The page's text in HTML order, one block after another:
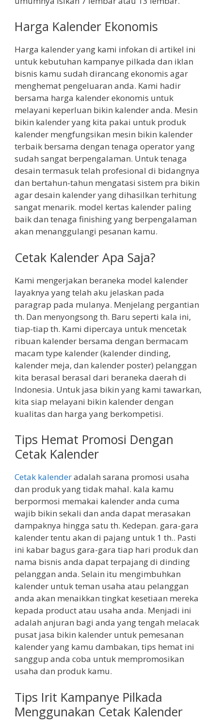
Harga Kalender Ekonomis
Harga kalender yang kami infokan di artikel ini
untuk kebutuhan kampanye pilkada dan iklan
bisnis kamu sudah dirancang ekonomis agar
menghemat pengeluaran anda. Kami hadir
bersama harga kalender ekonomis untuk
melayani keperluan bikin kalender anda. Mesin
bikin kalender yang kita pakai untuk produk
kalender mengfungsikan mesin bikin kalender
terbaik bersama dengan tenaga operator yang
sudah sangat berpengalaman. Untuk tenaga
desain termasuk telah profesional di bidangnya
dan bertahun-tahun mengatasi sistem pra bikin
agar desain kalender yang dihasilkan terhitung
sangat menarik. model kertas kalender paling
baik dan tenaga finishing yang berpengalaman
akan menanggulangi pesanan kamu.
Cetak Kalender Apa Saja?
Kami mengerjakan beraneka model kalender
layaknya yang telah aku jelaskan pada
paragrap pada mulanya. Menjelang pergantian
th. Dan menyongsong th. Baru seperti kala ini,
tiap-tiap th. Kami dipercaya untuk mencetak
ribuan kalender bersama dengan bermacam
macam type kalender (kalender dinding,
kalender meja, dan kalender poster) pelanggan
kita berasal berasal dari beraneka daerah di
Indonesia. Untuk jasa bikin yang kami tawarkan,
kita siap melayani bikin kalender dengan
kualitas dan harga yang berkompetisi.
Tips Hemat Promosi Dengan
Cetak Kalender
Cetak kalenderadalah sarana promosi usaha
dan produk yang tidak mahal. kala kamu
berpormosi memakai kalender anda cuma
wajib bikin sekali dan anda dapat merasakan
dampaknya hingga satu th. Kedepan. gara-gara
kalender tentu akan di pajang untuk 1 th.. Pasti
ini kabar bagus gara-gara tiap hari produk dan
nama bisnis anda dapat terpajang di dinding
pelanggan anda. Selain itu mengimbuhkan
kalender untuk teman usaha atau pelanggan
anda akan menaikkan tingkat kesetiaan mereka
kepada product atau usaha anda. Menjadi ini
adalah anjuran bagi anda yang tengah melacak
pusat jasa bikin kalender untuk pemesanan
kalender yang kamu dambakan, tips hemat ini
sanggup anda coba untuk mempromosikan
usaha dan produk kamu.
Tips Irit Kampanye Pilkada
Menggunakan Cetak Kalender